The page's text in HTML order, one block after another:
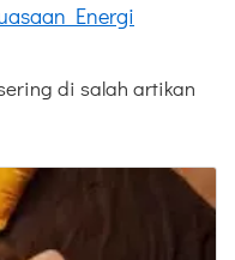
Energi
di salah artikan